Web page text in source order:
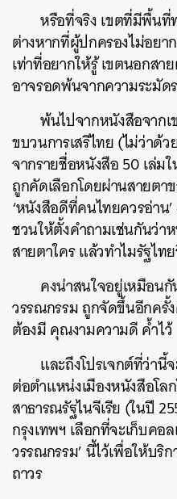
หรือที่จริง เขตที่มีพื้น
ต่างหากที่ผู้ปกครองไม่อย
เท่าที่อยากให้รู้ เขตนอกส
อาจรอดพ้นจากความระมัด
พ้นไปจากหนังสือจากเ
ขบวนการเสรีไทย (ไม่ว่าด้
จากรายชื่อหนังสือ 50 เล่ม
ถูกคัดเลือกโดยผ่านสายตา
‘หนังสือดีที่คนไทยควรอ่า
ชวนให้ตั้งคำถามเช่นกันว่า
สายตาใคร แล้วทำไมรัฐไท
คงน่าสนใจอยู่เหมือน
วรรณกรรม ถูกจัดขึ้นอีกครั้
ต้องมี คุณงามความดี ค้ำไว้
และถึงโปรเจกต์ที่ว่านี้
ต่อตำแหน่งเมืองหนังสือโล
สาธารณรัฐไนจีเรีย (ในปี
กรุงเทพฯ เลือกที่จะเก็บคอ
วรรณกรรม’ นี้ไว้เพื่อให้บริ
ถาวร